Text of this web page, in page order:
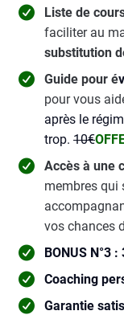
Liste de
faciliter au
substitution
Guide pour é
pour vous
après le
trop. 10€
Accès à une
membres qui
vos chances
BONUS N°3
Coaching
Garantie